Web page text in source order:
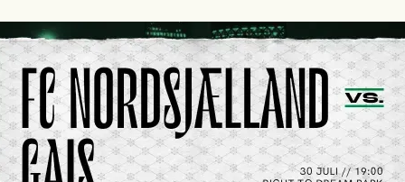
tennissiffror och det grönsvarta europaäventyret tog slut.